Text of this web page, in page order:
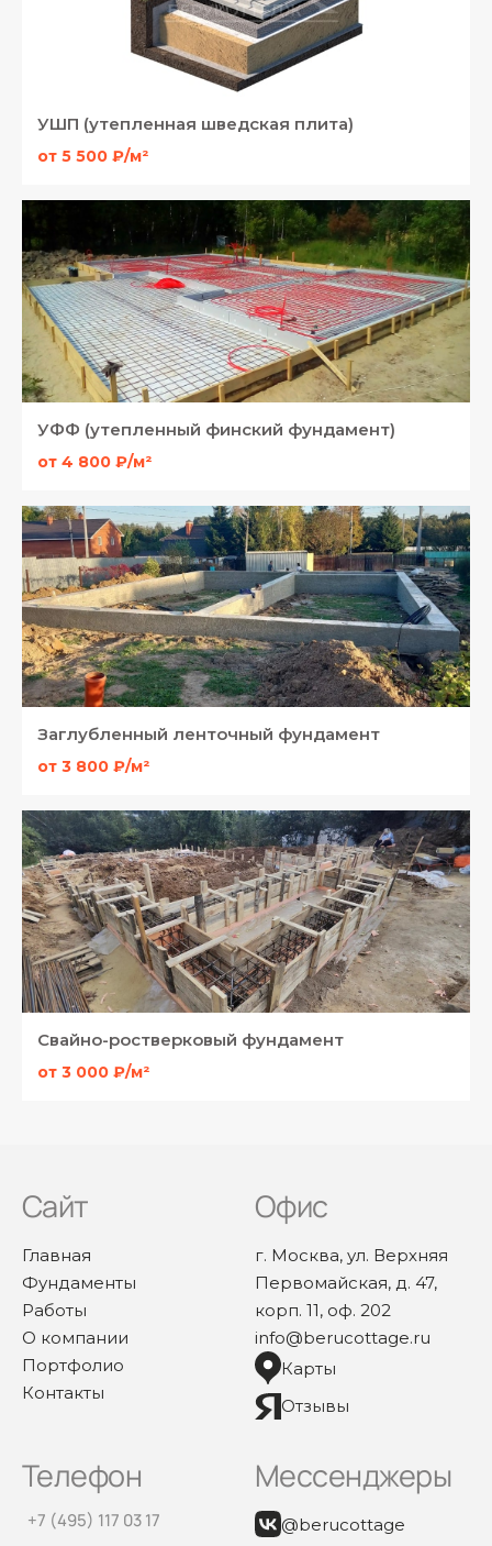
УШП (утепленная шведская плита)
от 5 500 ₽/м²
УФФ (утепленный финский фундамент)
от 4 800 ₽/м²
Заглубленный ленточный фундамент
от 3 800 ₽/м²
Свайно-ростверковый фундамент
от 3 000 ₽/м²
Сайт
Главная
Фундаменты
Работы
О компании
Портфолио
Контакты
Офис
г. Москва, ул. Верхняя
Первомайская, д. 47,
корп. 11, оф. 202
info@berucottage.ru
Карты
Отзывы
Телефон
+7 (495) 117 03 17
Мессенджеры
@berucottage